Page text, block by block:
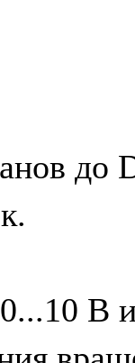
до
0...10 В